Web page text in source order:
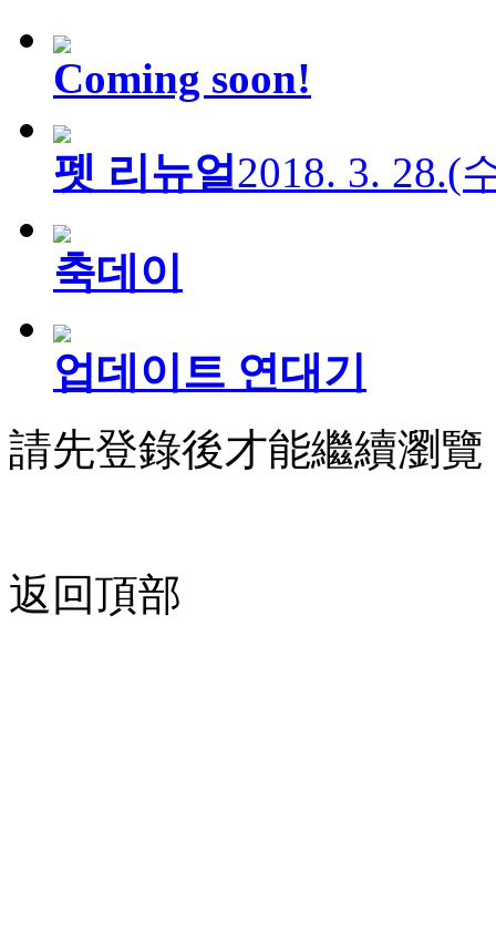
Coming soon!
펫 리뉴얼2018. 3. 28.(
축데이
업데이트 연대기
請先登錄後才能繼續瀏覽
返回頂部